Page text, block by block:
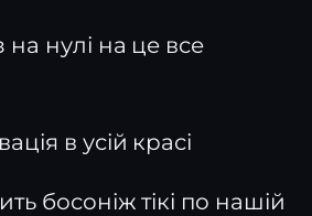
на нулі на це все
в усій красі
босоніж тікі по нашій